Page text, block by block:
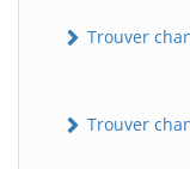
Trouver
Trouver